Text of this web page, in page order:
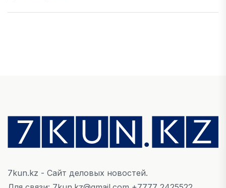
Денежно-кредитная политика влияет не
только на спрос, но и на предложение труда
07 ТАМЫЗ, 2026
НОВОСТИ
7kun.kz - Сайт деловых новостей.